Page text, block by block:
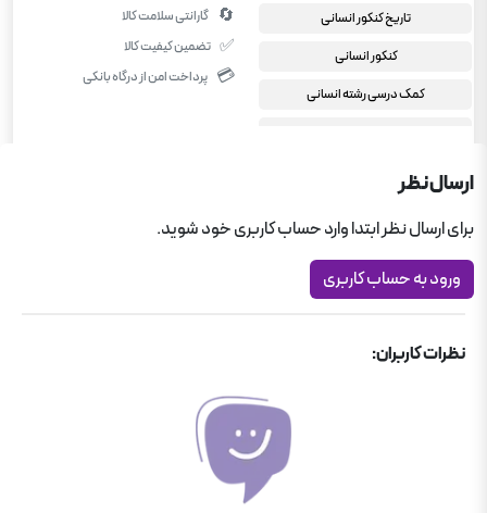
تاریخ کنکور انسانی
کنکور انسانی
کمک درسی رشته انسانی
کتاب کنکور
🔄 گارانتی سلامت کالا
✅ تضمین کیفیت کالا
💳 پرداخت امن از درگاه بانکی
ارسال نظر
برای ارسال نظر ابتدا وارد حساب کاربری خود شوید.
ورود به حساب کاربری
نظرات کاربران: